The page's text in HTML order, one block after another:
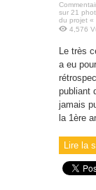
sur 21
du projet «
4,576
Le très
a eu
publiant
jamais
la 1ère
Lire la